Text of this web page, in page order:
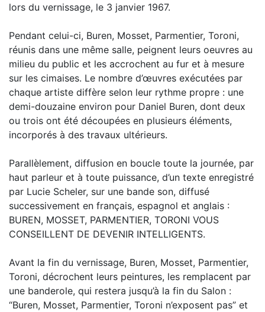
lors du vernissage, le 3 janvier 1967.
Pendant celui-ci, Buren, Mosset, Parmentier, Toroni,
réunis dans une même salle, peignent leurs oeuvres au
milieu du public et les accrochent au fur et à mesure
sur les cimaises. Le nombre d’œuvres exécutées par
chaque artiste diffère selon leur rythme propre : une
demi-douzaine environ pour Daniel Buren, dont deux
ou trois ont été découpées en plusieurs éléments,
incorporés à des travaux ultérieurs.
Parallèlement, diffusion en boucle toute la journée, par
haut parleur et à toute puissance, d’un texte enregistré
par Lucie Scheler, sur une bande son, diffusé
successivement en français, espagnol et anglais :
BUREN, MOSSET, PARMENTIER, TORONI VOUS
CONSEILLENT DE DEVENIR INTELLIGENTS.
Avant la fin du vernissage, Buren, Mosset, Parmentier,
Toroni, décrochent leurs peintures, les remplacent par
une banderole, qui restera jusqu’à la fin du Salon :
“Buren, Mosset, Parmentier, Toroni n’exposent pas” et